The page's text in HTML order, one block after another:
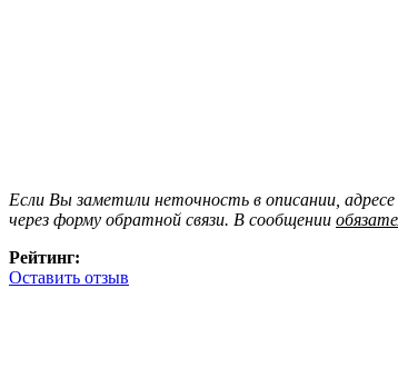
Если Вы заметили неточность в описании,
через форму обратной связи. В сообщении
Рейтинг:
Оставить отзыв